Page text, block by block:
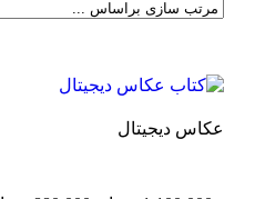
عکاس دیجیتال